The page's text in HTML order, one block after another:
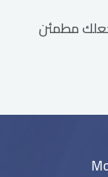
مطمئن